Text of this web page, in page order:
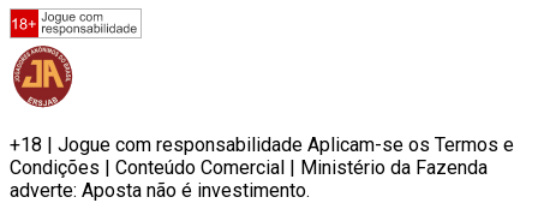
+18 | Jogue com responsabilidade Aplicam-se os Termos e
Condições | Conteúdo Comercial | Ministério da Fazenda
adverte: Aposta não é investimento.